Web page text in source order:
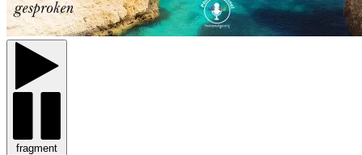
fragment